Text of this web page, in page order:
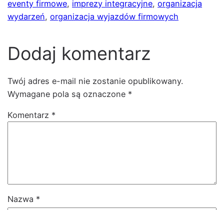
eventy firmowe, imprezy integracyjne, organizacja
wydarzeń, organizacja wyjazdów firmowych
Dodaj komentarz
Twój adres e-mail nie zostanie opublikowany.
Wymagane pola są oznaczone *
Komentarz *
Nazwa *